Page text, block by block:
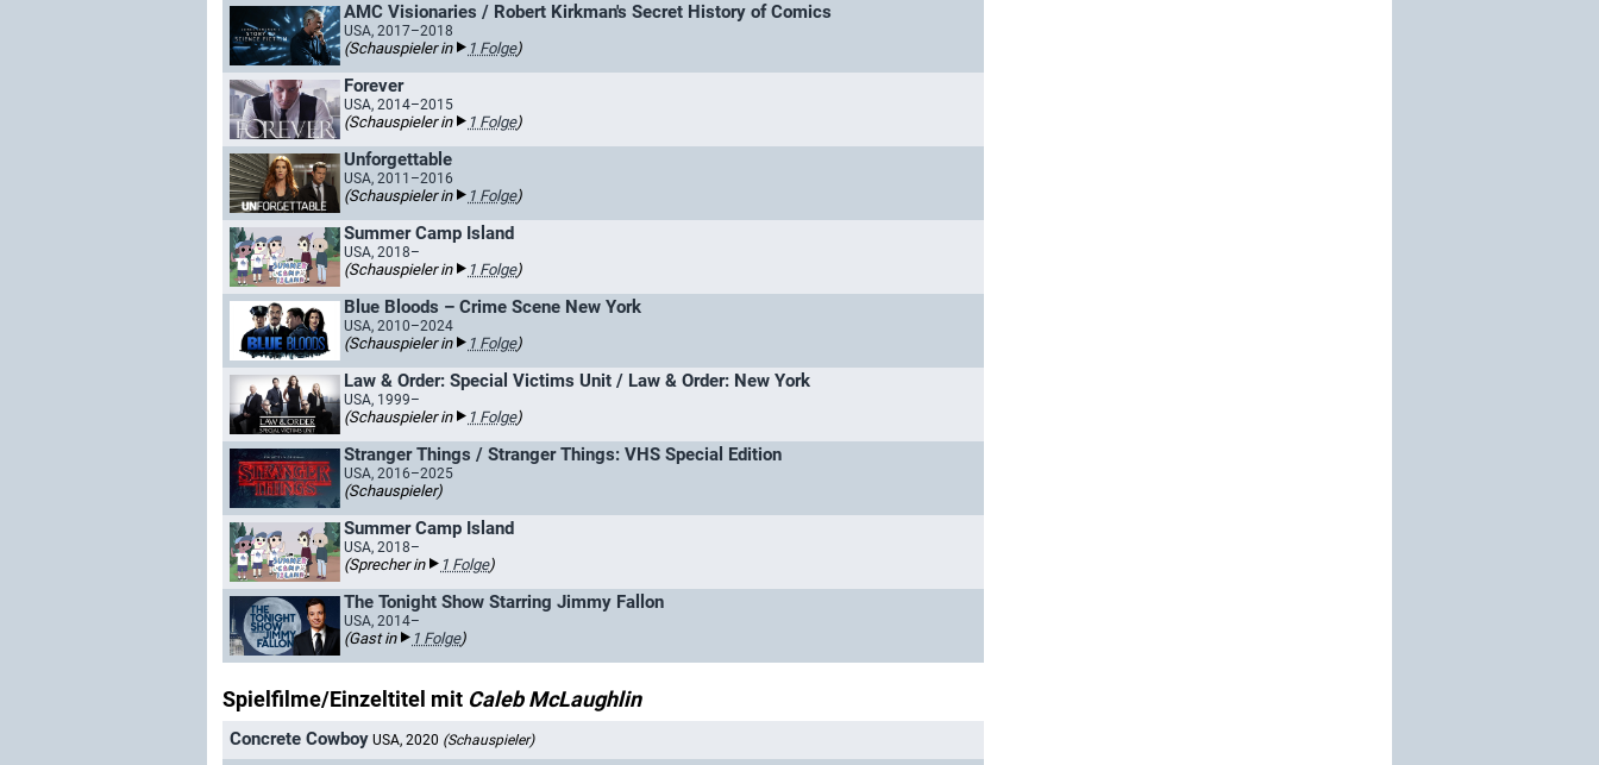
AMC Visionaries / Robert Kirkman's Secret History of Comics
USA, 2017–2018
(Schauspieler in 1 Folge)
Forever
USA, 2014–2015
(Schauspieler in 1 Folge)
Unforgettable
USA, 2011–2016
(Schauspieler in 1 Folge)
Summer Camp Island
USA, 2018–
(Schauspieler in 1 Folge)
Blue Bloods – Crime Scene New York
USA, 2010–2024
(Schauspieler in 1 Folge)
Law & Order: Special Victims Unit / Law & Order: New York
USA, 1999–
(Schauspieler in 1 Folge)
Stranger Things / Stranger Things: VHS Special Edition
USA, 2016–2025
(Schauspieler)
Summer Camp Island
USA, 2018–
(Sprecher in 1 Folge)
The Tonight Show Starring Jimmy Fallon
USA, 2014–
(Gast in 1 Folge)
Spielfilme/Einzeltitel mit Caleb McLaughlin
Concrete Cowboy USA, 2020 (Schauspieler)